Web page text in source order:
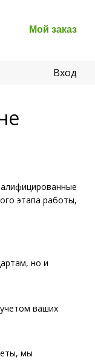
Мой заказ
Вход
этапа работы,
но и
ваших
мы